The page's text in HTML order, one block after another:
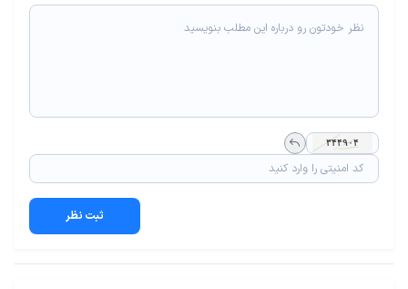
ثبت نظر